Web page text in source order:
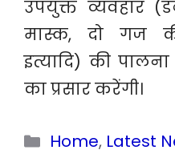
उपयुक्त व्यवहार
मास्क, दो गज
इत्यादि) की
का प्रसार करेंगी।
Categories
Home, Latest